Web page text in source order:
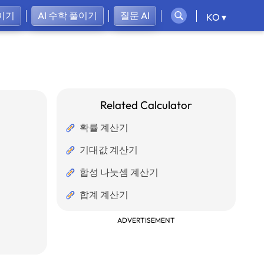
기 AI 수학 풀이기 질문 AI KO ▾
Related Calculator
확률 계산기
기대값 계산기
합성 나눗셈 계산기
합계 계산기
ADVERTISEMENT